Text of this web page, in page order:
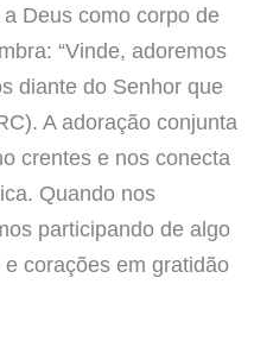
Deus como corpo de
“Vinde, adoremos
diante do Senhor que
A adoração conjunta
crentes e nos conecta
Quando nos
participando de algo
corações em gratidão